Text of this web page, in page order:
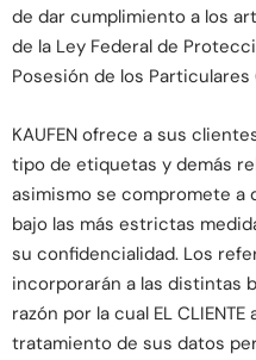
de dar cumplimiento a los
de la Ley Federal de
Posesión de los Particulares
KAUFEN ofrece a sus
tipo de etiquetas y demás
asimismo se compromete a
bajo las más estrictas
su confidencialidad. Los
incorporarán a las distintas
razón por la cual EL
tratamiento de sus datos